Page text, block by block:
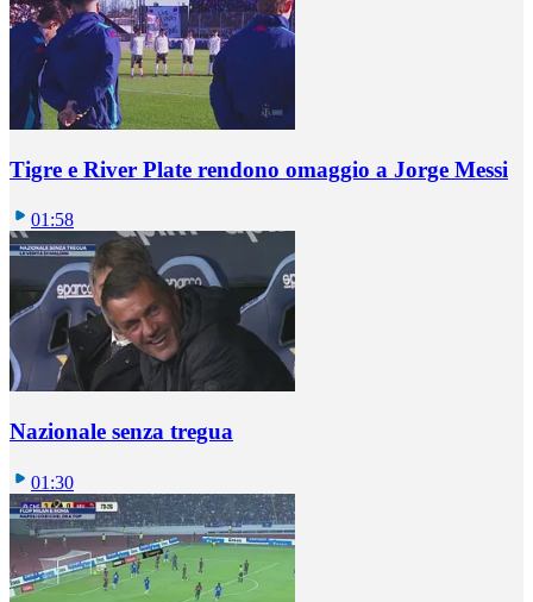
Tigre e River Plate rendono omaggio a Jorge Messi
01:58
Nazionale senza tregua
01:30